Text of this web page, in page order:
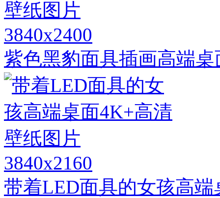
3840x2400
紫色黑豹面具插画高端
3840x2160
带着LED面具的女孩高